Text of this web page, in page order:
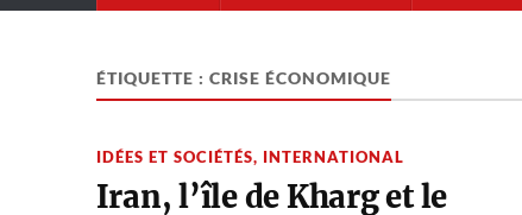
ÉTIQUETTE : CRISE ÉCONOMIQUE
IDÉES ET SOCIÉTÉS, INTERNATIONAL
Iran, l’île de Kharg et le